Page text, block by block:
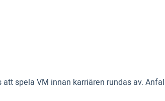
spela VM innan karriären rundas av.